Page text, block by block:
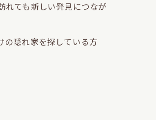
れても新しい発見につなが
の隠れ家を探している方